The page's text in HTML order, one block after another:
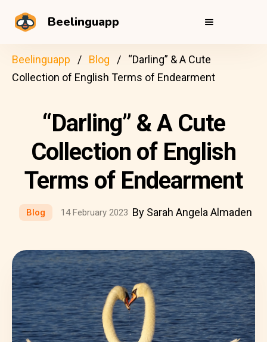
Beelinguapp
Beelinguapp Blog
“Darling” & A Cute
Collection of English Terms of Endearment
“Darling” & A Cute
Collection of English
Terms of Endearment
Blog 14 February 2023 By Sarah Angela Almaden